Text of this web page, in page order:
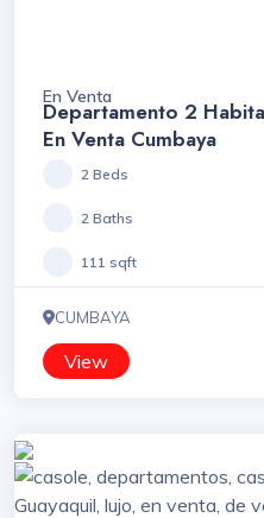
En Venta
Departamento 2
En Venta Cumbaya
2 Beds
2 Baths
111 sqft
CUMBAYA
View